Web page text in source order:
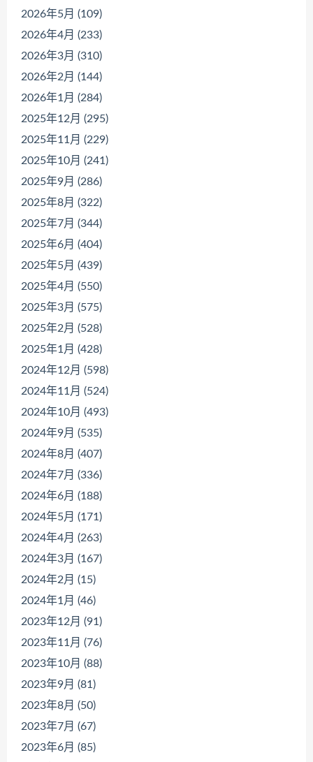
2026年5月 (109)
2026年4月 (233)
2026年3月 (310)
2026年2月 (144)
2026年1月 (284)
2025年12月 (295)
2025年11月 (229)
2025年10月 (241)
2025年9月 (286)
2025年8月 (322)
2025年7月 (344)
2025年6月 (404)
2025年5月 (439)
2025年4月 (550)
2025年3月 (575)
2025年2月 (528)
2025年1月 (428)
2024年12月 (598)
2024年11月 (524)
2024年10月 (493)
2024年9月 (535)
2024年8月 (407)
2024年7月 (336)
2024年6月 (188)
2024年5月 (171)
2024年4月 (263)
2024年3月 (167)
2024年2月 (15)
2024年1月 (46)
2023年12月 (91)
2023年11月 (76)
2023年10月 (88)
2023年9月 (81)
2023年8月 (50)
2023年7月 (67)
2023年6月 (85)